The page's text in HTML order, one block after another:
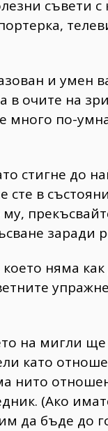
съвети с
и умен
в очите на
много по-
стигне до
сте в
заради
няма
на мигли ще
като
нито
(Ако
да бъде до